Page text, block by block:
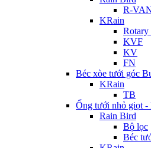
R-
KRain
Rotary
KVF
KV
FN
Béc xòe tưới góc
KRain
TB
Ống tưới nhỏ giọt -
Rain Bird
Bộ lọc
Béc